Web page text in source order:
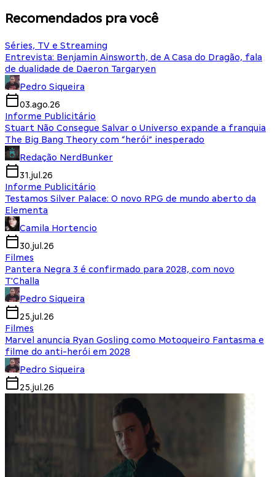
Recomendados pra você
Séries, TV e Streaming
Entrevista: Benjamin Ainsworth, de A Casa do Dragão, fala
de dualidade de Daeron Targaryen
Pedro Siqueira
03.ago.26
Informe Publicitário
Stuart Não Consegue Salvar o Universo expande a franquia
The Big Bang Theory com “herói” inesperado
Redação NerdBunker
31.jul.26
Informe Publicitário
Testamos Silver Palace: O novo RPG de mundo aberto da
Elementa
Camila Hortencio
30.jul.26
Filmes
Pantera Negra 3 é confirmado para 2028, com novo
T'Challa
Pedro Siqueira
25.jul.26
Filmes
Marvel anuncia Ryan Gosling como Motoqueiro Fantasma e
filme do anti-herói em 2028
Pedro Siqueira
25.jul.26